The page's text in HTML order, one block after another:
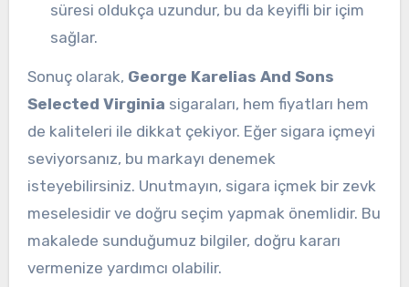
süresi oldukça uzundur, bu da keyifli bir içim
sağlar.
Sonuç olarak, George Karelias And Sons
Selected Virginia sigaraları, hem fiyatları hem
de kaliteleri ile dikkat çekiyor. Eğer sigara içmeyi
seviyorsanız, bu markayı denemek
isteyebilirsiniz. Unutmayın, sigara içmek bir zevk
meselesidir ve doğru seçim yapmak önemlidir. Bu
makalede sunduğumuz bilgiler, doğru kararı
vermenize yardımcı olabilir.